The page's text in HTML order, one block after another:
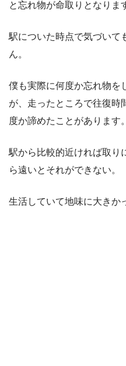
と忘れ物が命取りとなりま
駅についた時点で気づいて
ん。
僕も実際に何度か忘れ物を
が、走ったところで往復時
度か諦めたことがあります。
駅から比較的近ければ取り
ら遠いとそれができない。
生活していて地味に大きか